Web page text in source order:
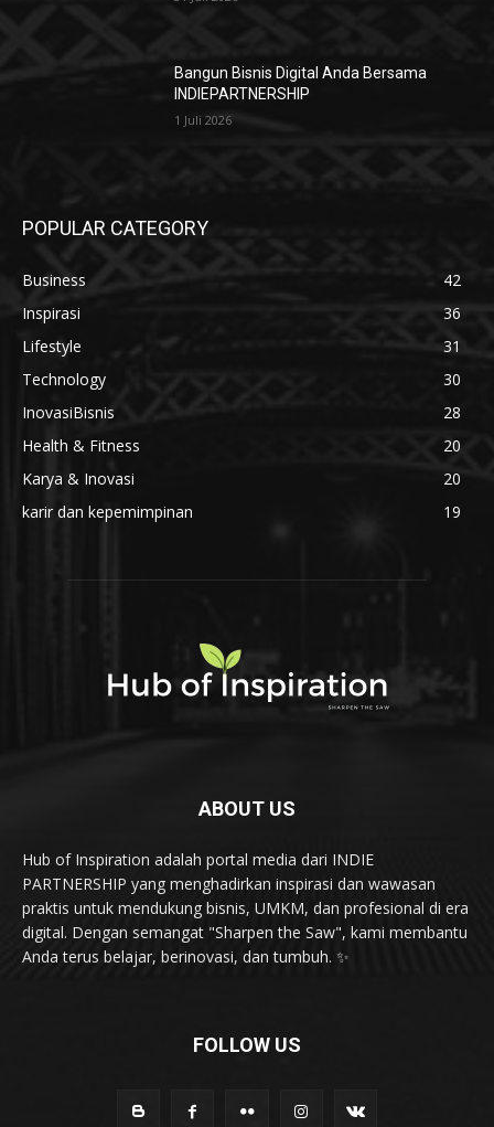
Bangun Bisnis Digital Anda Bersama
INDIEPARTNERSHIP
1 Juli 2026
POPULAR CATEGORY
Business
42
Inspirasi
36
Lifestyle
31
Technology
30
InovasiBisnis
28
Health & Fitness
20
Karya & Inovasi
20
karir dan kepemimpinan
19
ABOUT US
Hub of Inspiration adalah portal media dari INDIE
PARTNERSHIP yang menghadirkan inspirasi dan wawasan
praktis untuk mendukung bisnis, UMKM, dan profesional di era
digital. Dengan semangat "Sharpen the Saw", kami membantu
Anda terus belajar, berinovasi, dan tumbuh. ✨
FOLLOW US